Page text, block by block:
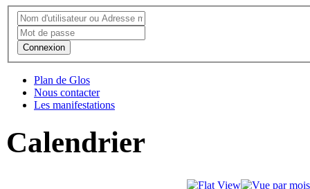
Connexion
Plan de Glos
Nous contacter
Les manifestations
Calendrier